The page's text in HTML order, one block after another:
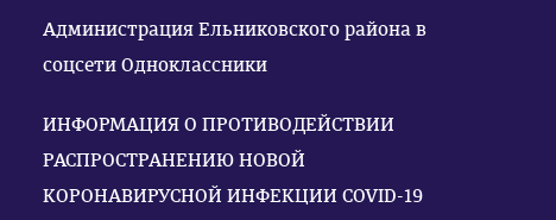
Администрация Ельниковского района в
соцсети Одноклассники
ИНФОРМАЦИЯ О ПРОТИВОДЕЙСТВИИ
РАСПРОСТРАНЕНИЮ НОВОЙ
КОРОНАВИРУСНОЙ ИНФЕКЦИИ COVID-19